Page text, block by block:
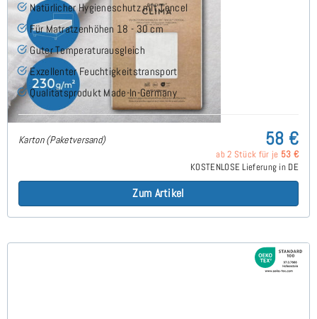
Natürlicher Hygieneschutz mit Tencel
Für Matratzenhöhen 18 - 30 cm
Guter Temperaturausgleich
Exzellenter Feuchtigkeitstransport
Qualitätsprodukt Made-In-Germany
Karton (Paketversand) 58 €
ab 2 Stück für je 53 €
KOSTENLOSE Lieferung in DE
Zum Artikel